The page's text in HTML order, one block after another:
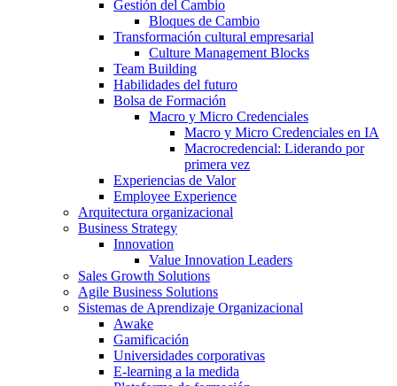
Gestión del Cambio
Bloques de Cambio
Transformación cultural empresarial
Culture Management Blocks
Team Building
Habilidades del futuro
Bolsa de Formación
Macro y Micro Credenciales
Macro y Micro Credenciales en IA
Macrocredencial: Liderando por
primera vez
Experiencias de Valor
Employee Experience
Arquitectura organizacional
Business Strategy
Innovation
Value Innovation Leaders
Sales Growth Solutions
Agile Business Solutions
Sistemas de Aprendizaje Organizacional
Awake
Gamificación
Universidades corporativas
E-learning a la medida